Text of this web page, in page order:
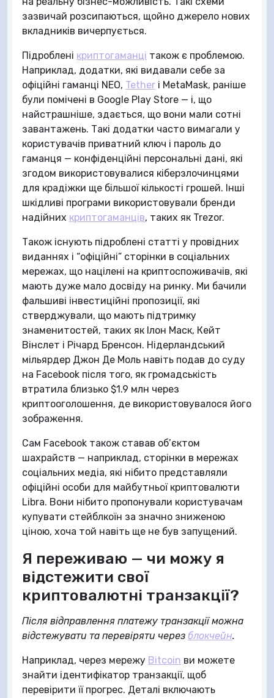
зазвичай розсипаються, щойно джерело нових
вкладників вичерпується.
Підроблені криптогаманці також є проблемою.
Наприклад, додатки, які видавали себе за
офіційні гаманці NEO, Tether і MetaMask, раніше
були помічені в Google Play Store — і, що
найстрашніше, здається, що вони мали сотні
завантажень. Такі додатки часто вимагали у
користувачів приватний ключ і пароль до
гаманця — конфіденційні персональні дані, які
згодом використовувалися кіберзлочинцями
для крадіжки ще більшої кількості грошей. Інші
шкідливі програми використовували бренди
надійних криптогаманців, таких як Trezor.
Також існують підроблені статті у провідних
виданнях і “офіційні” сторінки в соціальних
мережах, що націлені на криптоспоживачів, які
мають дуже мало досвіду на ринку. Ми бачили
фальшиві інвестиційні пропозиції, які
стверджували, що мають підтримку
знаменитостей, таких як Ілон Маск, Кейт
Вінслет і Річард Бренсон. Нідерландський
мільярдер Джон Де Моль навіть подав до суду
на Facebook після того, як громадськість
втратила близько $1.9 млн через
криптооголошення, де використовувалося його
зображення.
Сам Facebook також ставав об’єктом
шахрайств — наприклад, сторінки в мережах
соціальних медіа, які нібито представляли
офіційні особи для майбутньої криптовалюти
Libra. Вони нібито пропонували користувачам
купувати стейблкоїн за значно зниженою
ціною, хоча той навіть ще не був запущений.
Я переживаю — чи можу я
відстежити свої
криптовалютні транзакції?
Після відправлення платежу транзакції можна
відстежувати та перевіряти через блокчейн.
Наприклад, через мережу Bitcoin ви можете
знайти ідентифікатор транзакції, щоб
перевірити її прогрес. Деталі включають